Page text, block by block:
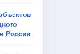
России